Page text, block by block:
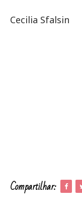
Cecilia Sfalsin
Compartilhar: